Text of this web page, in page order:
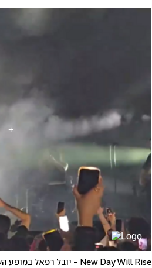
New Day Will Rise - יובל רפאל במופע השקה